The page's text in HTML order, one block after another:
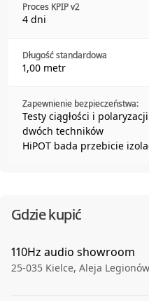
Proces KPIP v2
4 dni
Długość standardowa
1,00 metr
Zapewnienie bezpieczeństwa:
Testy ciągłości i
dwóch techników
HiPOT bada przebicie
Gdzie kupić
110Hz audio showroom
25-035 Kielce, Aleja